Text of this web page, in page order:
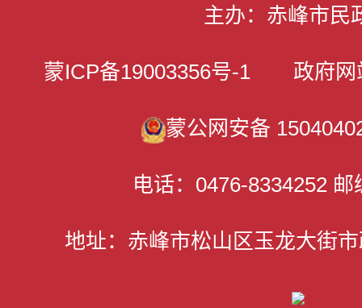
主办：赤峰市民
蒙ICP备19003356号-1 政府网
蒙公网安备
电话：0476-8334252 邮
地址：赤峰市松山区玉龙大街